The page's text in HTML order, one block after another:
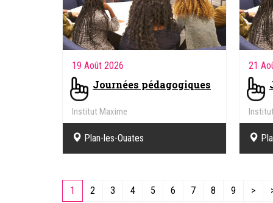
19 Août 2026
Journées pédagogiques
Institut Maxime
Plan-les-Ouates
21
1 2 3 4 5 6 7 8 9 >